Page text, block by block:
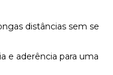
distâncias sem se
e aderência para uma